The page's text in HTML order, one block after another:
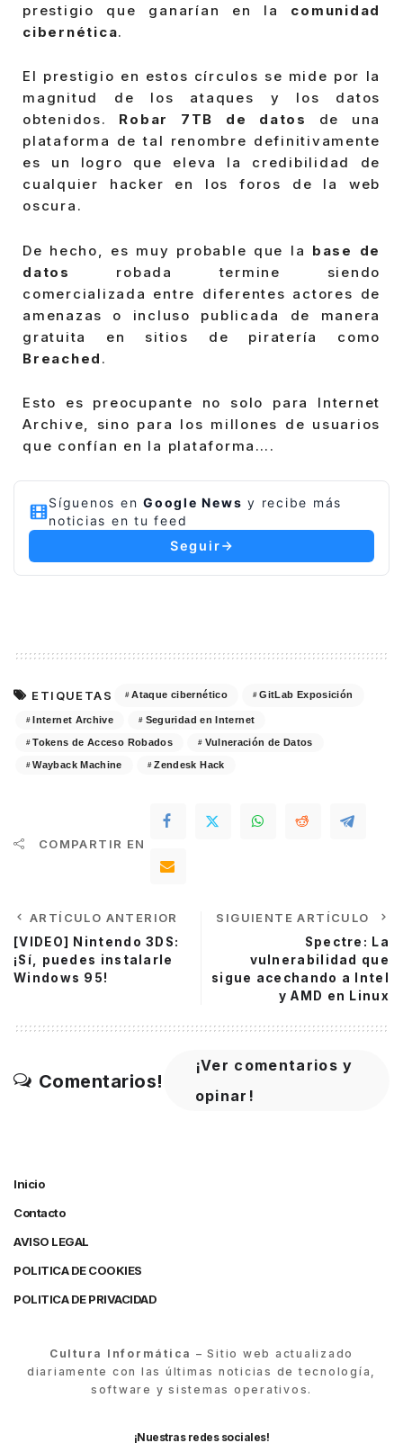
prestigio que ganarían en la comunidad
cibernética.
El prestigio en estos círculos se mide por la
magnitud de los ataques y los datos
obtenidos. Robar 7TB de datos
de una
plataforma de tal renombre definitivamente
es un logro que eleva la credibilidad de
cualquier hacker en los foros de la web
oscura.
De hecho, es muy probable que la base de
datos
robada termine siendo
comercializada entre diferentes actores de
amenazas o incluso publicada de manera
gratuita en sitios de piratería como
Breached .
Esto es preocupante no solo para Internet
Archive, sino para los millones de usuarios
que confían en la plataforma….
Síguenos en Google News y recibe más
noticias en tu feed
Seguir
ETIQUETAS Ataque cibernético GitLab Exposición
Internet Archive Seguridad en Internet
Tokens de Acceso Robados Vulneración de Datos
Wayback Machine Zendesk Hack
COMPARTIR EN
ARTÍCULO ANTERIOR
[VIDEO] Nintendo 3DS:
¡Sí, puedes instalarle
Windows 95!
SIGUIENTE ARTÍCULO
Spectre: La
vulnerabilidad que
sigue acechando a Intel
y AMD en Linux
Comentarios!
¡Ver comentarios y
opinar!
Inicio
Contacto
AVISO LEGAL
POLITICA DE COOKIES
POLITICA DE PRIVACIDAD
Cultura Informática – Sitio web actualizado
diariamente con las últimas noticias de tecnología,
software y sistemas operativos.
¡Nuestras redes sociales!